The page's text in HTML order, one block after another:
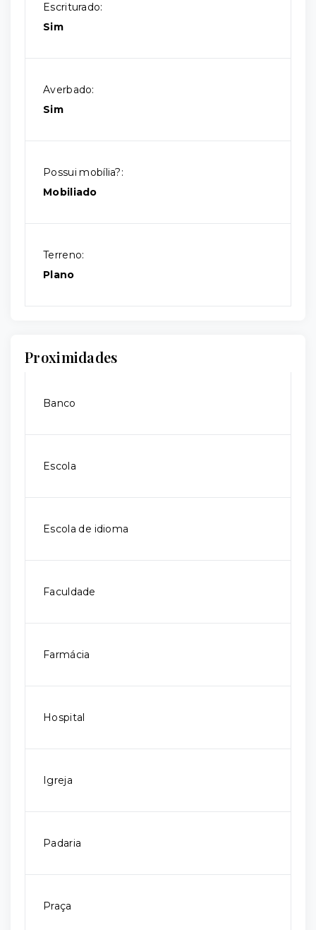
Escriturado:
Sim
Averbado:
Sim
Possui mobília?:
Mobiliado
Terreno:
Plano
Proximidades
Banco
Escola
Escola de idioma
Faculdade
Farmácia
Hospital
Igreja
Padaria
Praça